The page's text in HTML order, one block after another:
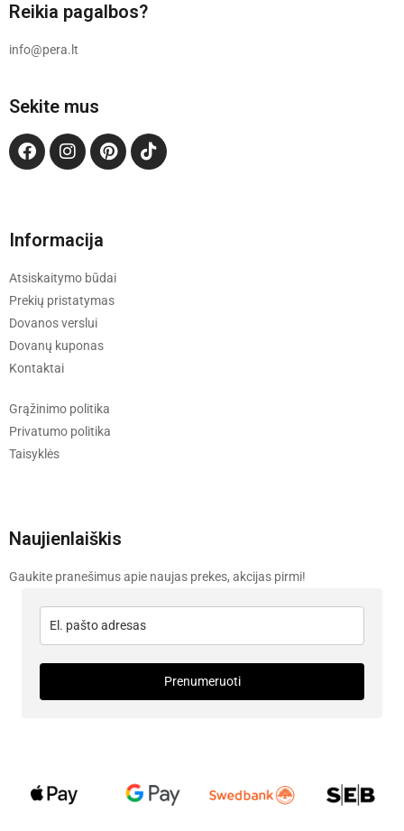
Reikia pagalbos?
info@pera.lt
Sekite mus
Informacija
Atsiskaitymo būdai
Prekių pristatymas
Dovanos verslui
Dovanų kuponas
Kontaktai
Grąžinimo politika
Privatumo politika
Taisyklės
Naujienlaiškis
Gaukite pranešimus apie naujas prekes, akcijas pirmi!
Prenumeruoti